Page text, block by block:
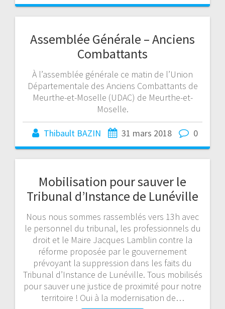
Assemblée Générale – Anciens
Combattants
À l’assemblée générale ce matin de l’Union
Départementale des Anciens Combattants de
Meurthe-et-Moselle (UDAC) de Meurthe-et-
Moselle.
Thibault BAZIN 31 mars 2018 0
Mobilisation pour sauver le
Tribunal d’Instance de Lunéville
Nous nous sommes rassemblés vers 13h avec
le personnel du tribunal, les professionnels du
droit et le Maire Jacques Lamblin contre la
réforme proposée par le gouvernement
prévoyant la suppression dans les faits du
Tribunal d’Instance de Lunéville. Tous mobilisés
pour sauver une justice de proximité pour notre
territoire ! Oui à la modernisation de…